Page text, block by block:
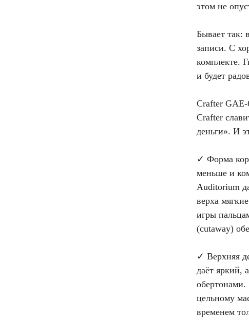
этом не
Бывает так:
записи. С
комплекте.
и будет
Crafter
Crafter
деньги». И
✓ Форма
меньше и
Auditorium
верха
игры
(cutaway)
✓ Верхняя
даёт яркий,
обертонами.
цельному
временем